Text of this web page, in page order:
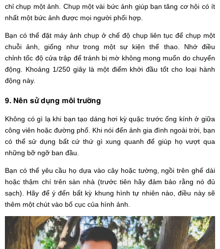
chỉ chụp một ảnh. Chụp một vài bức ảnh giúp bạn tăng cơ hội có ít
nhất một bức ảnh được mọi người phối hợp.
Bạn có thể đặt máy ảnh chụp ở chế độ chụp liên tục để chụp một
chuỗi ảnh, giống như trong một sự kiện thể thao. Nhớ điều
chỉnh tốc độ cửa trập để tránh bị mờ không mong muốn do chuyển
động. Khoảng 1/250 giây là một điểm khởi đầu tốt cho loại hành
động này.
9. Nên sử dụng môi trường
Không có gì lạ khi bạn tạo dáng hơi kỳ quặc trước ống kính ở giữa
công viên hoặc đường phố. Khi nói đến ảnh gia đình ngoài trời, bạn
có thể sử dụng bất cứ thứ gì xung quanh để giúp họ vượt qua
những bỡ ngỡ ban đầu.
Bạn có thể yêu cầu họ dựa vào cây hoặc tường, ngồi trên ghế dài
hoặc thậm chí trên sàn nhà (trước tiên hãy đảm bảo rằng nó đủ
sạch). Hãy để ý đến bất kỳ khung hình tự nhiên nào, điều này sẽ
thêm một chút vào bố cục của hình ảnh.